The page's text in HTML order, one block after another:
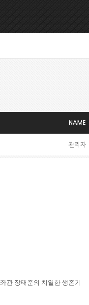
NAME
관리자
관 장태준의 치열한 생존기